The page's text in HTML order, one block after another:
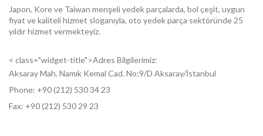
Japon, Kore ve Taiwan menşeli yedek parçalarda, bol çeşit, uygun
fiyat ve kaliteli hizmet sloganıyla, oto yedek parça sektöründe 25
yıldır hizmet vermekteyiz.
< class="widget-title">Adres Bilgilerimiz:
Aksaray Mah. Namık Kemal Cad. No:9/D Aksaray/İstanbul
Phone: +90 (212) 530 34 23
Fax: +90 (212) 530 29 23